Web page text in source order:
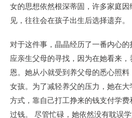
女的思想依然根深蒂固，许多家庭
见，往往会在孩子出生后选择遗弃。
对于这件事，晶晶经历了一番内心
应亲生父母的寻找，因为在她看来
恩。她从小就受到养父母的悉心照
女孩。为了减轻养父的压力，她在
方式，靠自己打工挣来的钱支付学
过钱。 尽管忙碌，她依然没有耽误